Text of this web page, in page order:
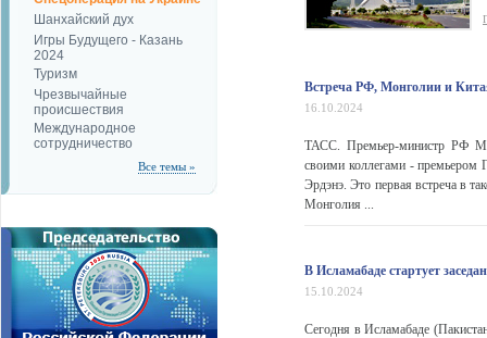
Шанхайский дух
Игры Будущего - Казань
2024
Туризм
Чрезвычайные
происшествия
Международное
сотрудничество
Все темы »
Встреча РФ, Монголии и
16.10.2024
ТАСС. Премьер-министр РФ
своими коллегами -
Эрдэнэ. Это первая встреча в
Монголия ...
В Исламабаде стартует
15.10.2024
Сегодня в Исламабаде